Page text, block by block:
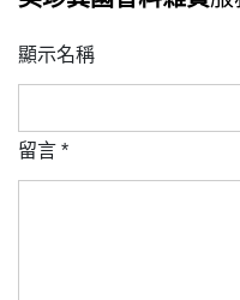
顯示名稱
留言 *